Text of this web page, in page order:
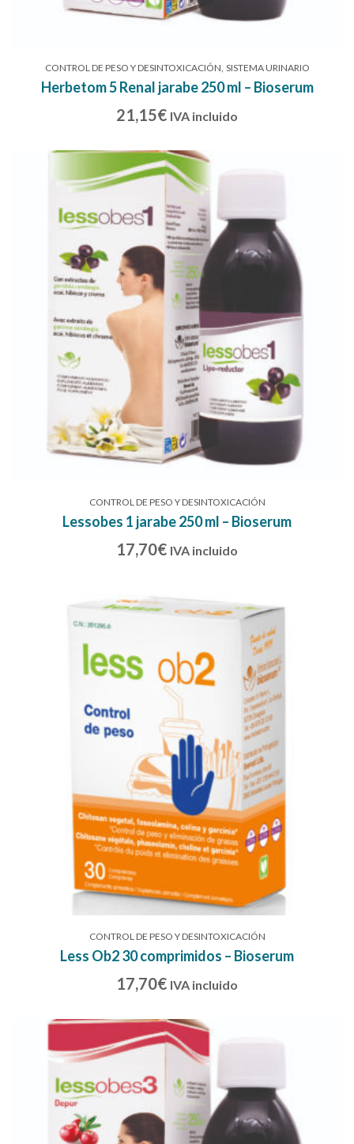
CONTROL DE PESO Y DESINTOXICACIÓN SISTEMA URINARIO
Herbetom 5 Renal jarabe 250 ml – Bioserum
21,15€ IVA incluido
CONTROL DE PESO Y DESINTOXICACIÓN
Lessobes 1 jarabe 250 ml – Bioserum
17,70€ IVA incluido
CONTROL DE PESO Y DESINTOXICACIÓN
Less Ob2 30 comprimidos – Bioserum
17,70€ IVA incluido